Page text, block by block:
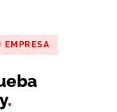
EMPRESA
.